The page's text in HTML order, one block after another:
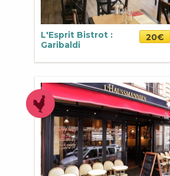
L'Esprit Bistrot :
Garibaldi
20€